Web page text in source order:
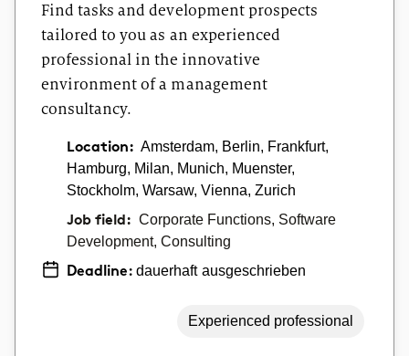
Find tasks and development prospects
tailored to you as an experienced
professional in the innovative
environment of a management
consultancy.
Location: Amsterdam, Berlin, Frankfurt,
Hamburg, Milan, Munich, Muenster,
Stockholm, Warsaw, Vienna, Zurich
Job field: Corporate Functions, Software
Development, Consulting
Deadline:dauerhaft ausgeschrieben
Experienced professional